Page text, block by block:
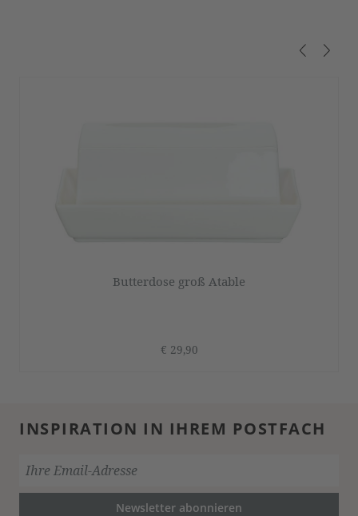
Butterdose groß Atable
€ 29,90
INSPIRATION IN IHREM POSTFACH
Newsletter abonnieren